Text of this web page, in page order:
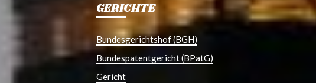
GERICHTE
Bundesgerichtshof (BGH)
Bundespatentgericht (BPatG)
Gericht